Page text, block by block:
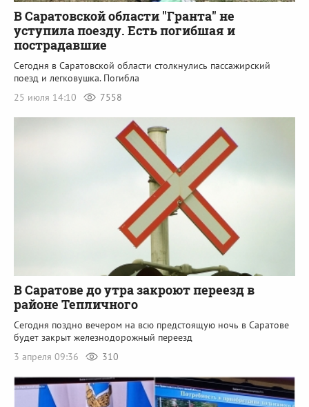
В Саратовской области "Гранта" не
уступила поезду. Есть погибшая и
пострадавшие
Сегодня в Саратовской области столкнулись пассажирский
поезд и легковушка. Погибла
25 июля 14:10
7558
В Саратове до утра закроют переезд в
районе Тепличного
Сегодня поздно вечером на всю предстоящую ночь в Саратове
будет закрыт железнодорожный переезд
3 апреля 09:36
310